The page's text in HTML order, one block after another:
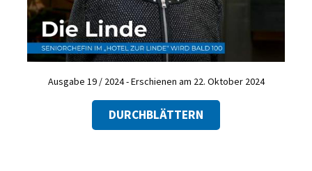
Ausgabe 19 / 2024 - Erschienen am 22. Oktober 2024
DURCHBLÄTTERN